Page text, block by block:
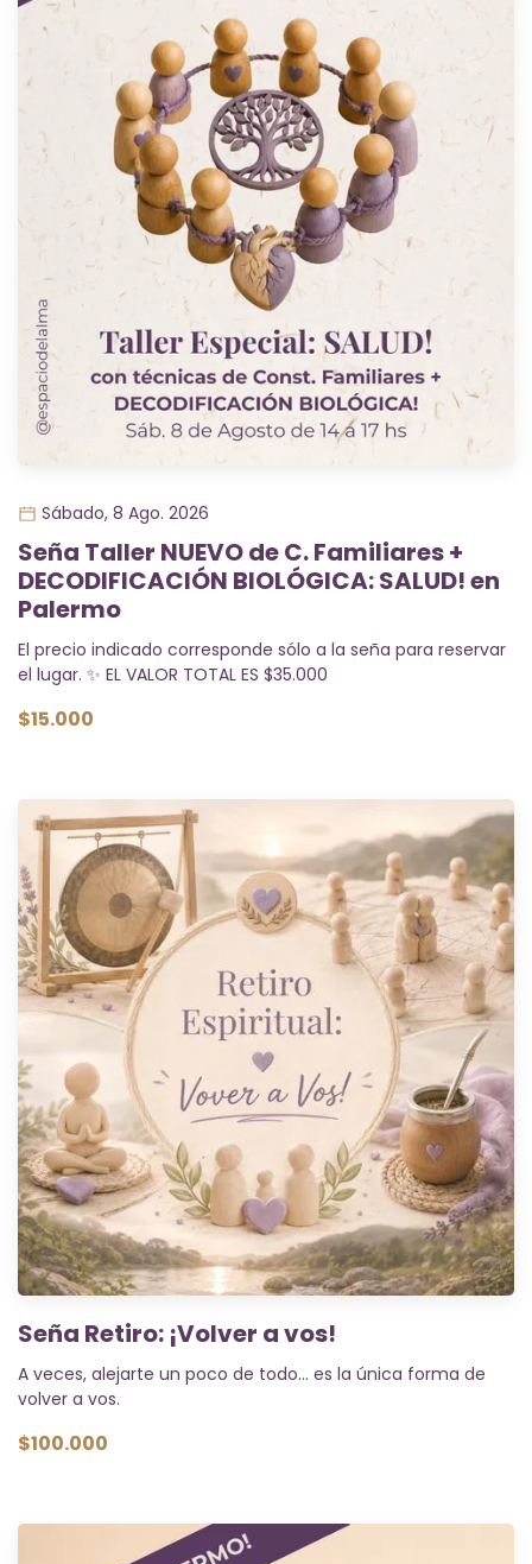
Sábado, 8 Ago. 2026
Seña Taller NUEVO de C. Familiares +
DECODIFICACIÓN BIOLÓGICA: SALUD! en
Palermo
El precio indicado corresponde sólo a la seña para reservar
el lugar. ✨ EL VALOR TOTAL ES $35.000
$15.000
Seña Retiro: ¡Volver a vos!
A veces, alejarte un poco de todo… es la única forma de
volver a vos.
$100.000